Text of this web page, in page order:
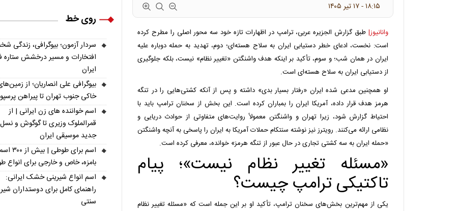
۱۸:۱۵ - ۱۷ تير ۱۴۰۵
وانانیوز| طبق گزارش الجزیره عربی، ترامپ در اظهارات تازه خود سه محور اصلی را مطرح کرده
است: نخست، ادعای خطر دستیابی ایران به سلاح هسته‌ای؛ دوم، تهدید به حمله دوباره علیه
ایران در همان شب؛ و سوم، تأکید بر اینکه هدف واشنگتن «تغییر نظام» نیست، بلکه جلوگیری
از دستیابی ایران به سلاح هسته‌ای است.
او همچنین مدعی شده ایران «رفتار بسیار بدی» داشته و پس از آنکه کشتی‌هایی را در تنگه
هرمز هدف قرار داده، آمریکا ایران را بمباران کرده است. این بخش از سخنان ترامپ باید با
احتیاط گزارش شود، زیرا تهران و واشنگتن معمولاً روایت‌های متفاوتی از حوادث دریایی و
نظامی ارائه می‌کنند. رویترز نیز نوشته سنتکام حملات آمریکا به ایران را پاسخی به آنچه واشنگتن
«حمله ایران به سه کشتی تجاری در حال عبور از تنگه هرمز» خوانده، معرفی کرده است.
«مسئله تغییر نظام نیست»؛ پیام
تاکتیکی ترامپ چیست؟
یکی از مهم‌ترین بخش‌های سخنان ترامپ، تأکید او بر این جمله است که «مسئله تغییر نظام
روی خط
سردار آزمون؛ بیوگرافی، زندگی
افتخارات و مسیر درخشش ستاره
ایران
بیوگرافی علی انصاریان؛ از
خاکی جنوب تهران تا پیراهن
اسم خواننده های زن ایرانی | از
قمرالملوک وزیری تا گوگوش و نسل
جدید موسیقی ایران
اسم برای
بامزه، خاص و خارجی برای انواع
اسم انواع شیرینی خشک ایرانی:
راهنمای کامل برای دوستداران
سنتی